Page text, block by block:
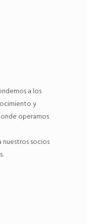
a los
y
operamos
socios